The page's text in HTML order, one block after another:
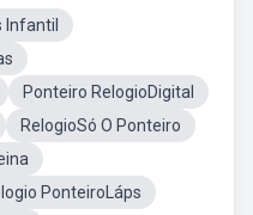
Infantil
Ponteiro RelogioDigital
RelogioSó O Ponteiro
PonteiroLáps